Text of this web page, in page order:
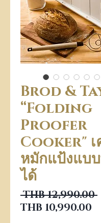
Brod &
“Folding
Proofer
Cooker" เ
หมักแป้งแบ
ได้
THB 12,990.00
THB 10,990.00